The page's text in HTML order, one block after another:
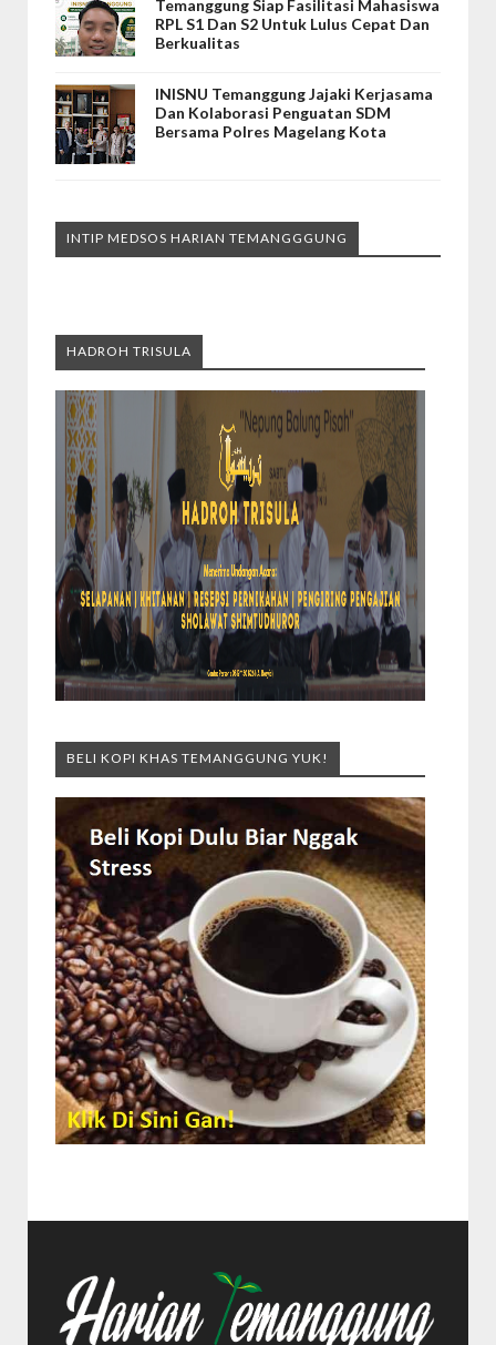
Temanggung Siap Fasilitasi Mahasiswa
RPL S1 Dan S2 Untuk Lulus Cepat Dan
Berkualitas
INISNU Temanggung Jajaki Kerjasama
Dan Kolaborasi Penguatan SDM
Bersama Polres Magelang Kota
INTIP MEDSOS HARIAN TEMANGGGUNG
HADROH TRISULA
BELI KOPI KHAS TEMANGGUNG YUK!